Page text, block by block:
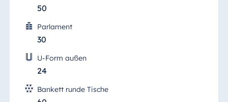
50
Parlament
30
U-Form außen
24
Bankett runde Tische